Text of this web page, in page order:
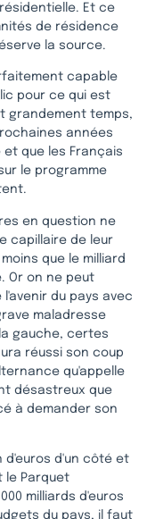
Et ce
de résidence
la source.
capable
pour ce qui est
grandement temps,
années
que les Français
le programme
en question ne
capillaire de leur
que le milliard
Or on ne peut
du pays avec
maladresse
gauche, certes
réussi son coup
qu'appelle
désastreux que
à demander son
d'euros d'un côté et
le Parquet
milliards d'euros
du pays, il faut